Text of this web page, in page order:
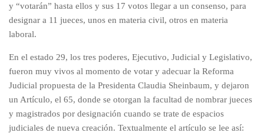
y “votarán” hasta ellos y sus 17 votos llegar a un consenso, para
designar a 11 jueces, unos en materia civil, otros en materia
laboral.
En el estado 29, los tres poderes, Ejecutivo, Judicial y Legislativo,
fueron muy vivos al momento de votar y adecuar la Reforma
Judicial propuesta de la Presidenta Claudia Sheinbaum, y dejaron
un Artículo, el 65, donde se otorgan la facultad de nombrar jueces
y magistrados por designación cuando se trate de espacios
judiciales de nueva creación. Textualmente el artículo se lee así: